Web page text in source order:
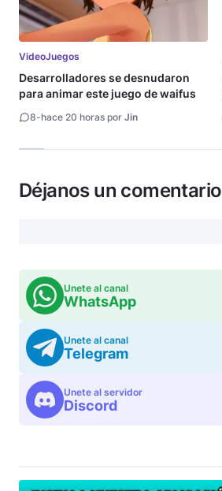
VideoJuegos
Desarrolladores se desnudaron
para animar este juego de waifus
8-hace 20 horas por Jin
Déjanos un comentario
Unete al canal
WhatsApp
Unete al canal
Telegram
Unete al servidor
Discord